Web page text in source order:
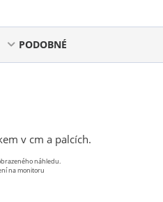
PODOBNÉ
v cm a palcích.
náhledu.
na monitoru